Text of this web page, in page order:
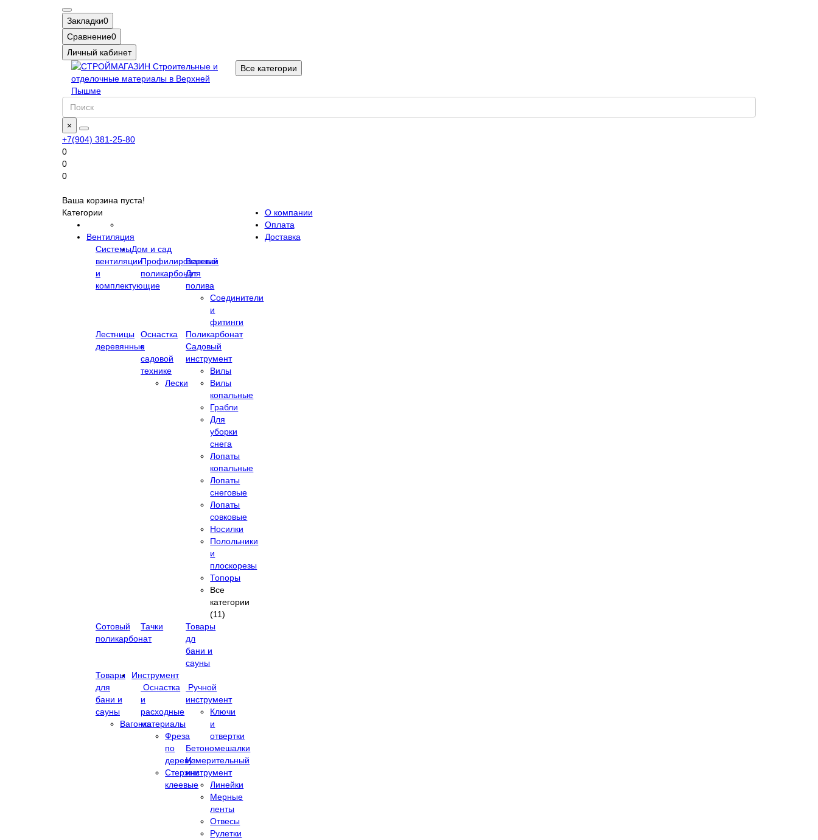
Закладки0
Сравнение0
Личный кабинет
Все категории
×
+7(904) 381-25-80
0
0
0
Ваша корзина пуста!
Категории
Вентиляция
Системы
вентиляции
и
комплектующие
Дом и сад
Профилированный
поликарбонат
Веревки
Для
полива
Соединители
и
фитинги
Лестницы
деревянные
Оснастка
к
садовой
технике
Лески
Поликарбонат
Садовый
инструмент
Вилы
Вилы
копальные
Грабли
Для
уборки
снега
Лопаты
копальные
Лопаты
снеговые
Лопаты
совковые
Носилки
Полольники
и
плоскорезы
Топоры
Все
категории
(11)
Сотовый
поликарбонат
Тачки
Товары
дл
бани и
сауны
Товары
для
бани и
сауны
Вагонка
Инструмент
Оснастка
и
расходные
материалы
Фреза
по
дереву
Стержни
клеевые
Ручной
инструмент
Ключи
и
отвертки
Бетономешалки
Измерительный
инструмент
Линейки
Мерные
ленты
Отвесы
Рулетки
О компании
Оплата
Доставка